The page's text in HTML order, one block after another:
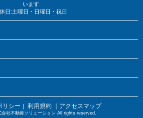
います
日:土曜日・日曜日・祝日
リシー ｜ 利用規約 ｜アクセスマップ
社不動産ソリューション All rights reserved.